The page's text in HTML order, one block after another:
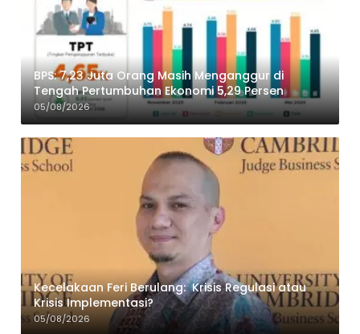
BPS: 7,23 Juta Orang Masih Menganggur di
Tengah Pertumbuhan Ekonomi 5,29 Persen
05/08/2026
Kecelakaan Feri Berulang: Krisis Regulasi atau
Krisis Implementasi?
05/08/2026